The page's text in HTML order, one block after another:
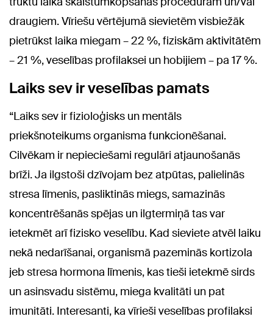
draugiem. Vīriešu vērtējumā sievietēm visbiežāk
pietrūkst laika miegam – 22 %, fiziskām aktivitātēm
– 21 %, veselības profilaksei un hobijiem – pa 17 %.
Laiks sev ir veselības pamats
“Laiks sev ir fizioloģisks un mentāls
priekšnoteikums organisma funkcionēšanai.
Cilvēkam ir nepieciešami regulāri atjaunošanās
brīži. Ja ilgstoši dzīvojam bez atpūtas, palielinās
stresa līmenis, pasliktinās miegs, samazinās
koncentrēšanās spējas un ilgtermiņā tas var
ietekmēt arī fizisko veselību. Kad sieviete atvēl laiku
nekā nedarīšanai, organismā pazeminās kortizola
jeb stresa hormona līmenis, kas tieši ietekmē sirds
un asinsvadu sistēmu, miega kvalitāti un pat
imunitāti. Interesanti, ka vīrieši veselības profilaksi